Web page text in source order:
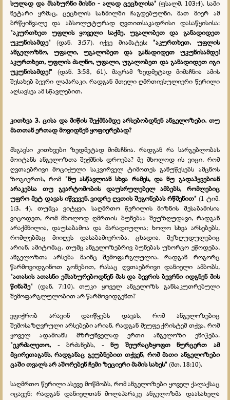
სულად და მსახურნი მისნი - ალად ცეცხლისა" (ფსალმ. 103:4). სამი
ნეტარი ყრმაც, ცეცხლის სახმილში ჩაგდებულნი, მათ მიერ ამ
ბრწყინვალე და აბსოლუტურად ღვთითსაკადრისი დასაწყისისა:
"აკურთხეთ უფლის ყოველი საქმე, უგალობეთ და განადიდეთ
უკუნისამდე" (დან. 3:57), იქვე მიამატეს: "აკურთხეთ, უფლის
ანგელოზნო, უფალი, უგალობეთ და განადიდეთ უკუნისამდე!
აკურთხეთ, უფლის ძალნო, უფალი, უგალობეთ და განადიდეთ იგი
უკუნისამდე!" (დან. 3:58, 61). მაგრამ ზედმეტად მიმაჩნია ამის
შესახებ ბევრი ლაპარაკი, რადგან მთელი ღმრთივსულიერი წერილი
აღსავსეა ამ სწავლებით.
კითხვა 3. ცისა და მიწის შექმნამდე არსებობდნენ ანგელოზები, თუ
მათთან ერთად მოვიდნენ ყოფიერებად?
მსგავსი კითხვები ზედმეტად მიმაჩნია. რადგან რა სარგებლობას
მოიტანს ანგელოზთა შექმნის დროება? მე მხოლოდ ის ვიცი, რომ
ღვთაებრივი მოციქული საკვირველ ტიმოთეს განუწესებს ამცნოს
ზოგიერთს, რომ "ნუ ასწავლიან სხვა რამეს, და ნუ გადაჰყვებიან
არაკებსა თუ გვარტომობის დაუსრულებელ ამბებს, რომლებიც
უფრო მეტ დავას იწვევენ, ვიდრე ღვთის შეგონებას რწმენით" (1 ტიმ.
1:3, 4). თუმცა ვიტყვი, საღმრთო წერილის მიზნის შესაბამისია
ვიცოდეთ, რომ მხოლოდ ღმრთის ბუნებაა შეუზღუდავი, რადგან
არაქმნილია, დაუსაბამოა და მარადიულია; ხოლო სხვა არსებებს,
რომლებმაც მიიღეს დასაბამიერობა, ცხადია, შეზღუდულებიც
არიან. ამიტომაც, თუმც ანგელოზებრივ ბუნებას უხორცო ეწოდება,
ანგელოზთა არსება მაინც შემოფარგლულია. რადგან როგორც
წარმოვიდგინოთ გონებით, რასაც ღვთაებრივი დანიელი ამბობს,
"ათასის ათასნი ემსახურებოდნენ მას და ბევრის ბევრნი იდგნენ მის
წინაშე" (დან. 7:10), თუკი ყოველ ანგელოზს განსაკუთრებული
შემოფარგლულობით არ წარმოვიდგენთ?
ვფიქრობ არავინ დაიწყებს დავას, რომ ანგელოზებიც
შემოსაზღვრული არსებები არიან. რადგან მეუფე ქრისტემ თქვა, რომ
ყოველ ადამიანს მზრუნველად ერთი ანგელოზი ენიჭება.
"ეკრძალეთო, - ბრძანებს, -ნუ შეურაცხყოფთ ნურცერთ ამ
მცირეთაგანს, რადგანაც გეუბნებით თქვენ, რომ მათი ანგელოზები
ცაში თვალს არ აშორებენ ჩემი ზეციერი მამის სახეს" (მთ. 18:10).
საღმრთო წერილი ასევე მოწმობს, რომ ანგელოზები ყოველ ქალაქსაც
იცავენ; რადგან დანიელთან მოლაპარაკე ანგელოზმა დაასახელა